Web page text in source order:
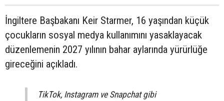
İngiltere Başbakanı Keir Starmer, 16 yaşından küçük
çocukların sosyal medya kullanımını yasaklayacak
düzenlemenin 2027 yılının bahar aylarında yürürlüğe
gireceğini açıkladı.
TikTok, Instagram ve Snapchat gibi